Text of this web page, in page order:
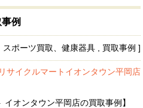
例
ポーツ買取、健康器具 , 買取事例 ]
サイクルマートイオンタウン平岡店
イオンタウン平岡店の買取事例】